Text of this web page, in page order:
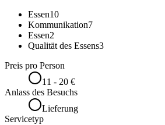
Essen10
Kommunikation7
Essen2
Qualität des Essens3
Preis pro Person
11 - 20 €
Anlass des Besuchs
Lieferung
Servicetyp